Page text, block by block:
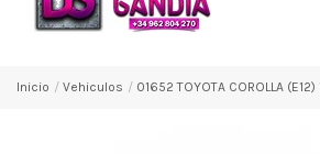
Inicio Vehiculos 01652 TOYOTA COROLLA (E12)